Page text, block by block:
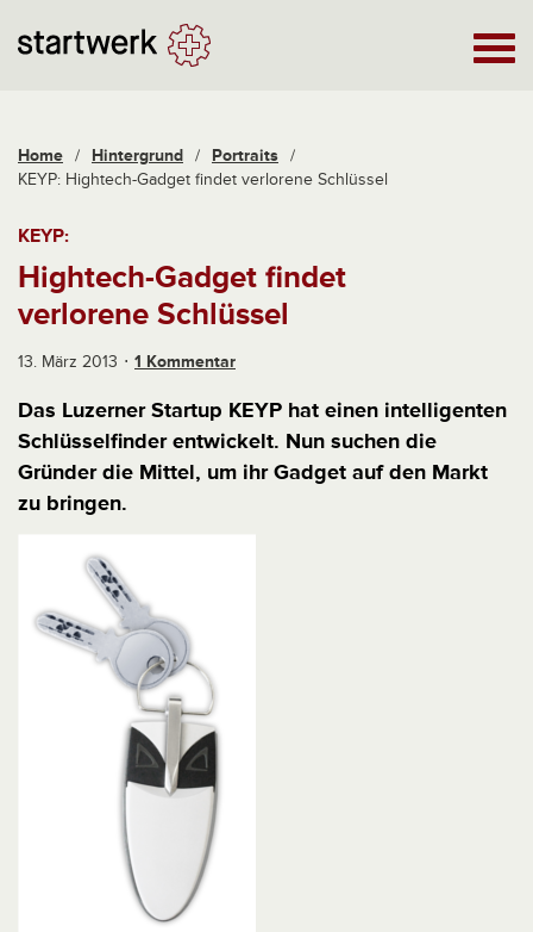
Home / Hintergrund / Portraits /
KEYP: Hightech-Gadget findet verlorene Schlüssel
KEYP:
Hightech-Gadget findet
verlorene Schlüssel
13. März 2013 1 Kommentar
Das Luzerner Startup KEYP hat einen intelligenten
Schlüsselfinder entwickelt. Nun suchen die
Gründer die Mittel, um ihr Gadget auf den Markt
zu bringen.